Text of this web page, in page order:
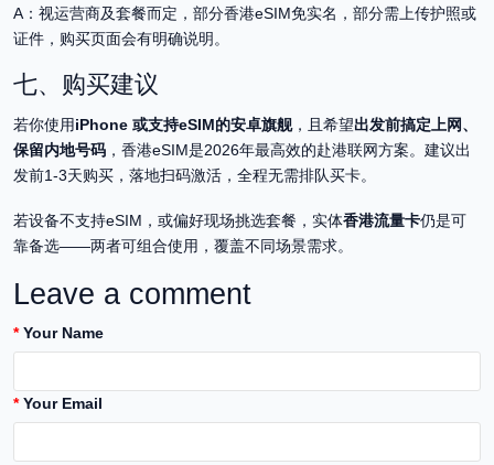
A：视运营商及套餐而定，部分香港eSIM免实名，部分需上传护照或
证件，购买页面会有明确说明。
七、购买建议
若你使用iPhone 或支持eSIM的安卓旗舰，且希望出发前搞定上网、
保留内地号码 ，香港eSIM是2026年最高效的赴港联网方案。建议出
发前1-3天购买，落地扫码激活，全程无需排队买卡。
若设备不支持eSIM，或偏好现场挑选套餐，实体香港流量卡仍是可
靠备选——两者可组合使用，覆盖不同场景需求。
Leave a comment
Your Name
Your Email